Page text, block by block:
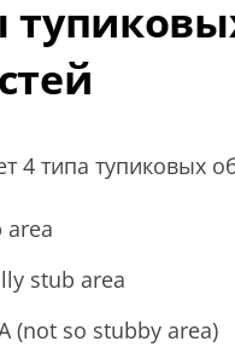
4 типа тупиковых
area
stub area
(not so stubby area)